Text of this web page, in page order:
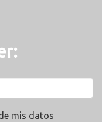
mis datos